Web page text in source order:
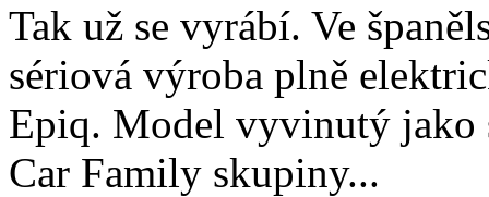
Tak už se vyrábí. Ve
sériová výroba plně
Epiq. Model vyvinutý jako
Car Family skupiny...